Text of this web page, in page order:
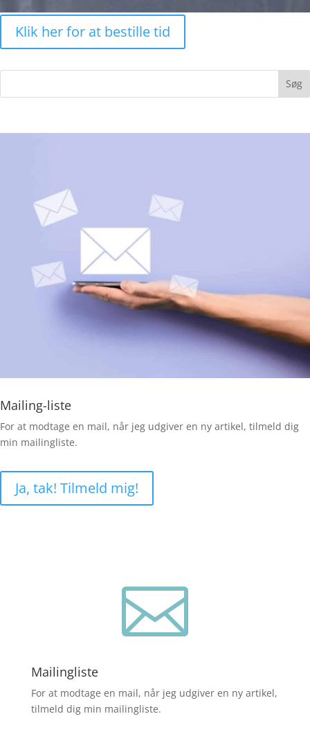
Klik her for at bestille tid
Søg
Mailing-liste
For at modtage en mail, når jeg udgiver en ny artikel, tilmeld dig
min mailingliste.
Ja, tak! Tilmeld mig!

Mailingliste
For at modtage en mail, når jeg udgiver en ny artikel,
tilmeld dig min mailingliste.